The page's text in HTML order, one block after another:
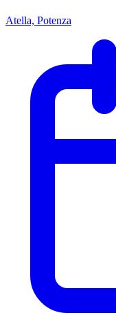
Atella, Potenza